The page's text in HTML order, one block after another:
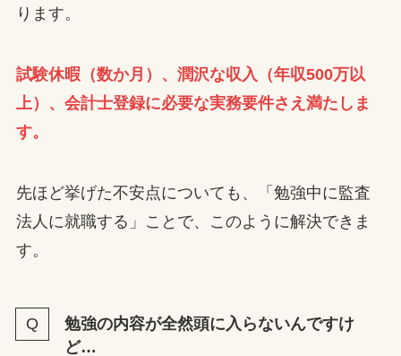
ります。
試験休暇（数か月）、潤沢な収入（年収500万以
上）、会計士登録に必要な実務要件さえ満たしま
す。
先ほど挙げた不安点についても、「勉強中に監査
法人に就職する」ことで、このように解決できま
す。
勉強の内容が全然頭に入らないんですけ
ど…